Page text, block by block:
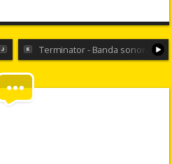
Terminator - Banda sonora